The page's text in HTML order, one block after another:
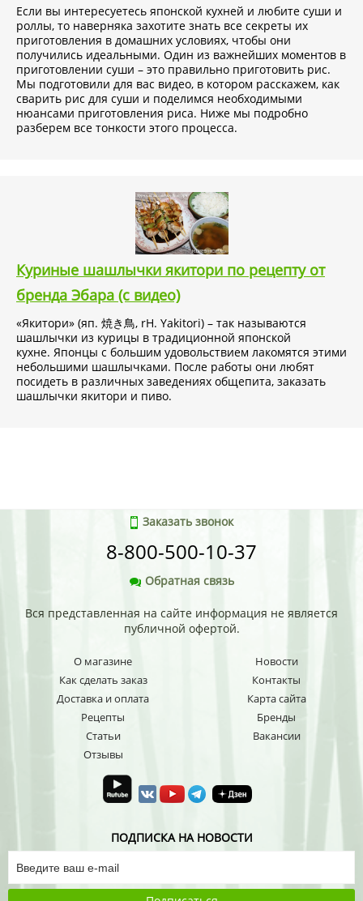
Если вы интересуетесь японской кухней и любите суши и
роллы, то наверняка захотите знать все секреты их
приготовления в домашних условиях, чтобы они
получились идеальными. Один из важнейших моментов в
приготовлении суши – это правильно приготовить рис.
Мы подготовили для вас видео, в котором расскажем, как
сварить рис для суши и поделимся необходимыми
нюансами приготовления риса. Ниже мы подробно
разберем все тонкости этого процесса.
Куриные шашлычки якитори по рецепту от
бренда Эбара (с видео)
«Якитори» (яп. 焼き鳥, rH. Yakitori) – так называются
шашлычки из курицы в традиционной японской
кухне. Японцы с большим удовольствием лакомятся этими
небольшими шашлычками. После работы они любят
посидеть в различных заведениях общепита, заказать
шашлычки якитори и пиво.
Заказать звонок
8-800-500-10-37
Обратная связь
Вся представленная на сайте информация не является
публичной офертой.
О магазине
Как сделать заказ
Доставка и оплата
Рецепты
Статьи
Отзывы
Новости
Контакты
Карта сайта
Бренды
Вакансии
ПОДПИСКА НА НОВОСТИ